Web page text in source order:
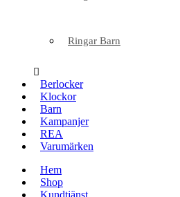
Ringar Barn
Berlocker
Klockor
Barn
Kampanjer
REA
Varumärken
Hem
Shop
Kundtjänst